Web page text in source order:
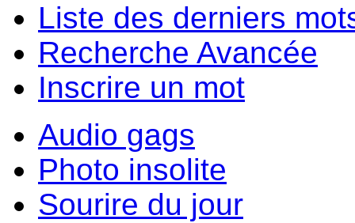
Liste des derniers
Recherche Avancée
Inscrire un mot
Audio gags
Photo insolite
Sourire du jour